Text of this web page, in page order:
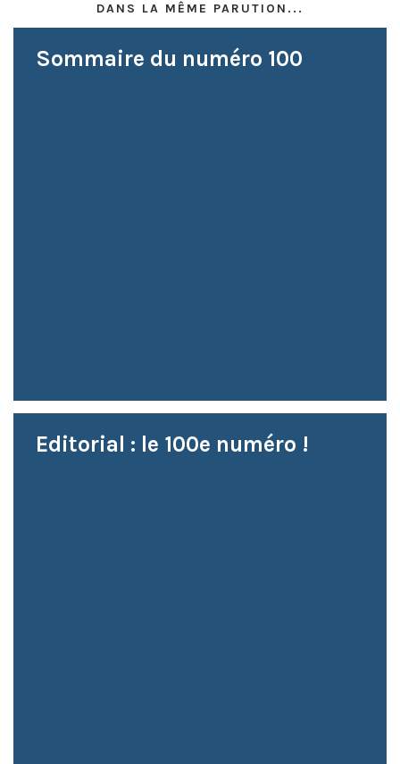
DANS LA MÊME PARUTION...
Sommaire du numéro 100
Editorial : le 100e numéro !